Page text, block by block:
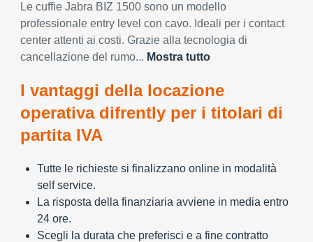
Le cuffie Jabra BIZ 1500 sono un modello
professionale entry level con cavo. Ideali per i contact
center attenti ai costi. Grazie alla tecnologia di
cancellazione del rumo... Mostra tutto
I vantaggi della locazione
operativa difrently per i titolari di
partita IVA
Tutte le richieste si finalizzano online in modalità
self service.
La risposta della finanziaria avviene in media entro
24 ore.
Scegli la durata che preferisci e a fine contratto